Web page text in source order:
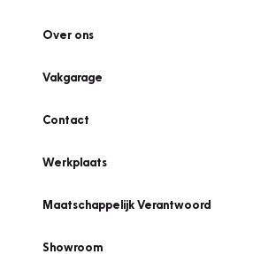
Over ons
Vakgarage
Contact
Werkplaats
Maatschappelijk Verantwoord
Showroom